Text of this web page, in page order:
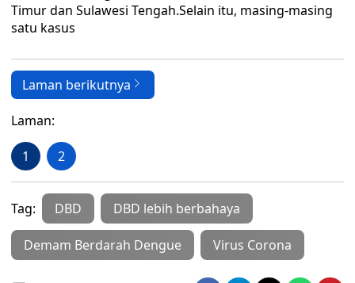
Timur dan Sulawesi Tengah.Selain itu, masing-masing
satu kasus
Laman berikutnya
Laman:
1 2
Tag: DBD DBD lebih berbahaya
Demam Berdarah Dengue Virus Corona